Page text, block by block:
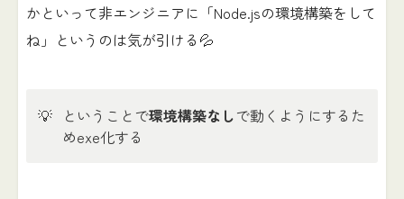
かといって非エンジニアに「Node.jsの環境構築をして
ね」というのは気が引ける💦
💡 ということで環境構築なしで動くようにするた
めexe化する